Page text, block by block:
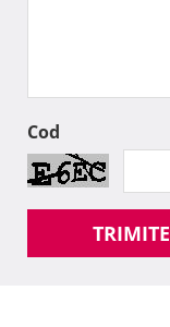
Cod
TRIMITE